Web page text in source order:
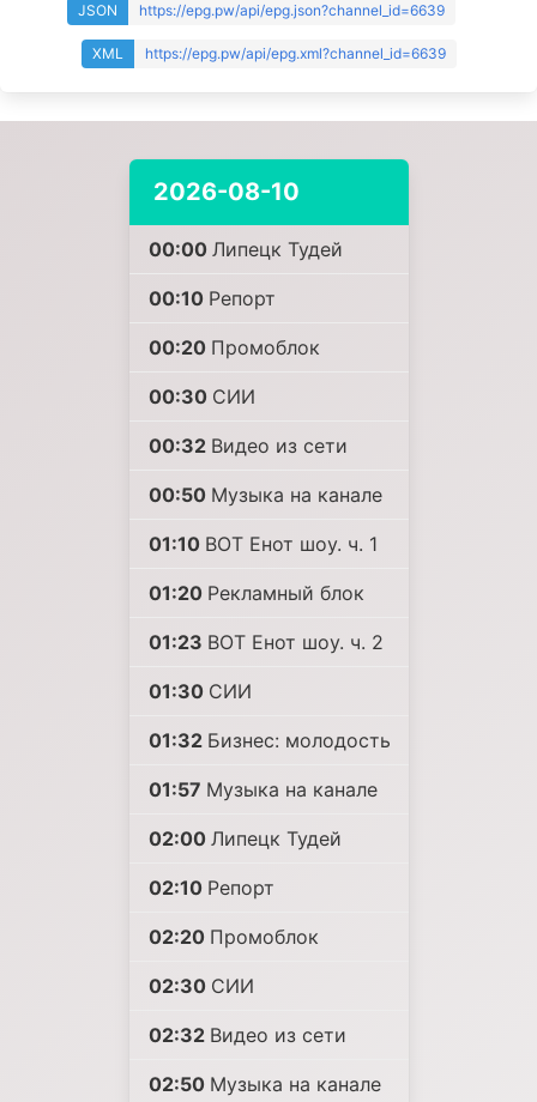
JSON https://epg.pw/api/epg.json?channel_id=6639
XML https://epg.pw/api/epg.xml?channel_id=6639
2026-08-10
00:00 Липецк Тудей
00:10 Репорт
00:20 Промоблок
00:30 СИИ
00:32 Видео из сети
00:50 Музыка на канале
01:10 ВОТ Енот шоу. ч. 1
01:20 Рекламный блок
01:23 ВОТ Енот шоу. ч. 2
01:30 СИИ
01:32 Бизнес: молодость
01:57 Музыка на канале
02:00 Липецк Тудей
02:10 Репорт
02:20 Промоблок
02:30 СИИ
02:32 Видео из сети
02:50 Музыка на канале